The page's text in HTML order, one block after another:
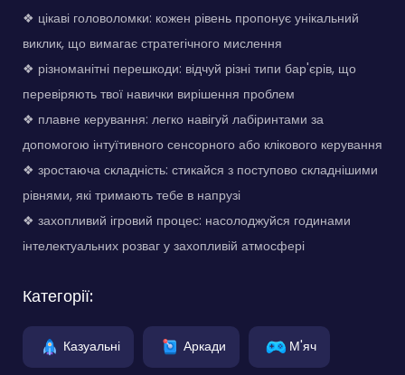
❖ цікаві головоломки: кожен рівень пропонує унікальний
виклик, що вимагає стратегічного мислення
❖ різноманітні перешкоди: відчуй різні типи бар'єрів, що
перевіряють твої навички вирішення проблем
❖ плавне керування: легко навігуй лабіринтами за
допомогою інтуїтивного сенсорного або клікового керування
❖ зростаюча складність: стикайся з поступово складнішими
рівнями, які тримають тебе в напрузі
❖ захопливий ігровий процес: насолоджуйся годинами
інтелектуальних розваг у захопливій атмосфері
Категорії:
Казуальні Аркади М'яч